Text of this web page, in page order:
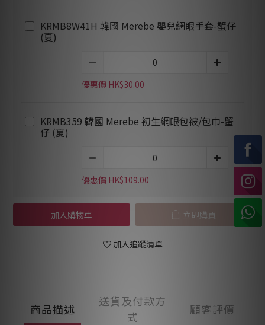
KRMB8W41H 韓國 Merebe 嬰兒網眼手套-蟹仔
(夏)
優惠價 HK$30.00
KRMB359 韓國 Merebe 初生網眼包被/包巾-蟹
仔 (夏)
優惠價 HK$109.00
加入購物車 立即購買
加入追蹤清單
商品描述
送貨及付款方
式
顧客評價